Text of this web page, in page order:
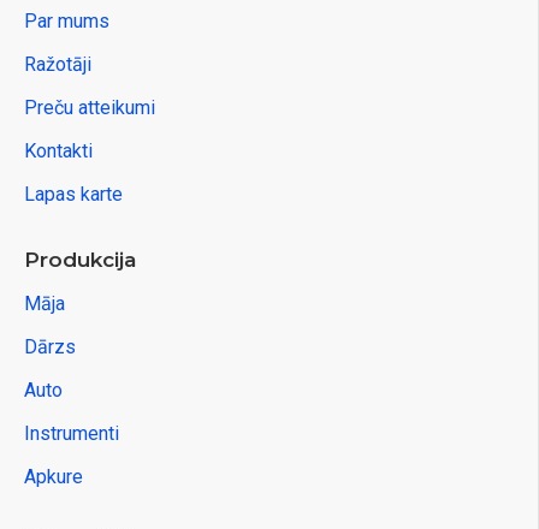
Par mums
Ražotāji
Preču atteikumi
Kontakti
Lapas karte
Produkcija
Māja
Dārzs
Auto
Instrumenti
Apkure